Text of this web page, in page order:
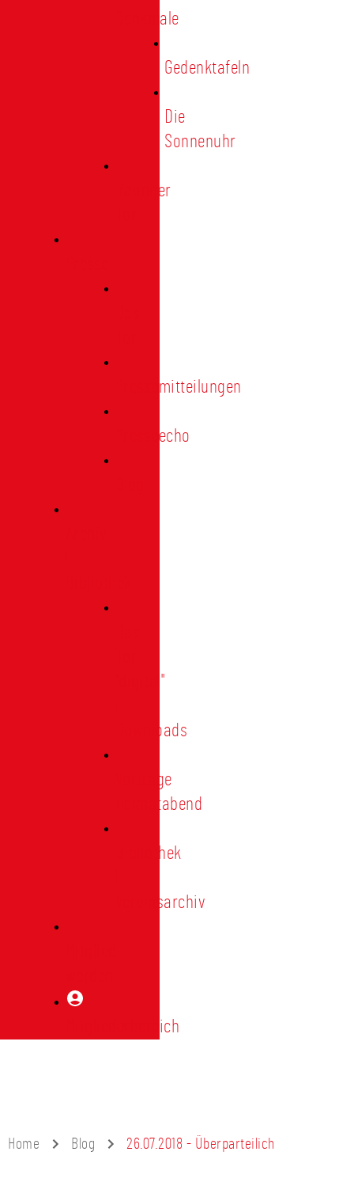
Denkmale
Gedenktafeln
Die
Sonnenuhr
Ratinger
Pressemitteilungen
Presseecho
"digital"
Downloads
Vorträge
Heimatabend
Bibliothek
Vereinsarchiv
Mitgliederbereich
Home Blog 26.07.2018 - Überparteilich